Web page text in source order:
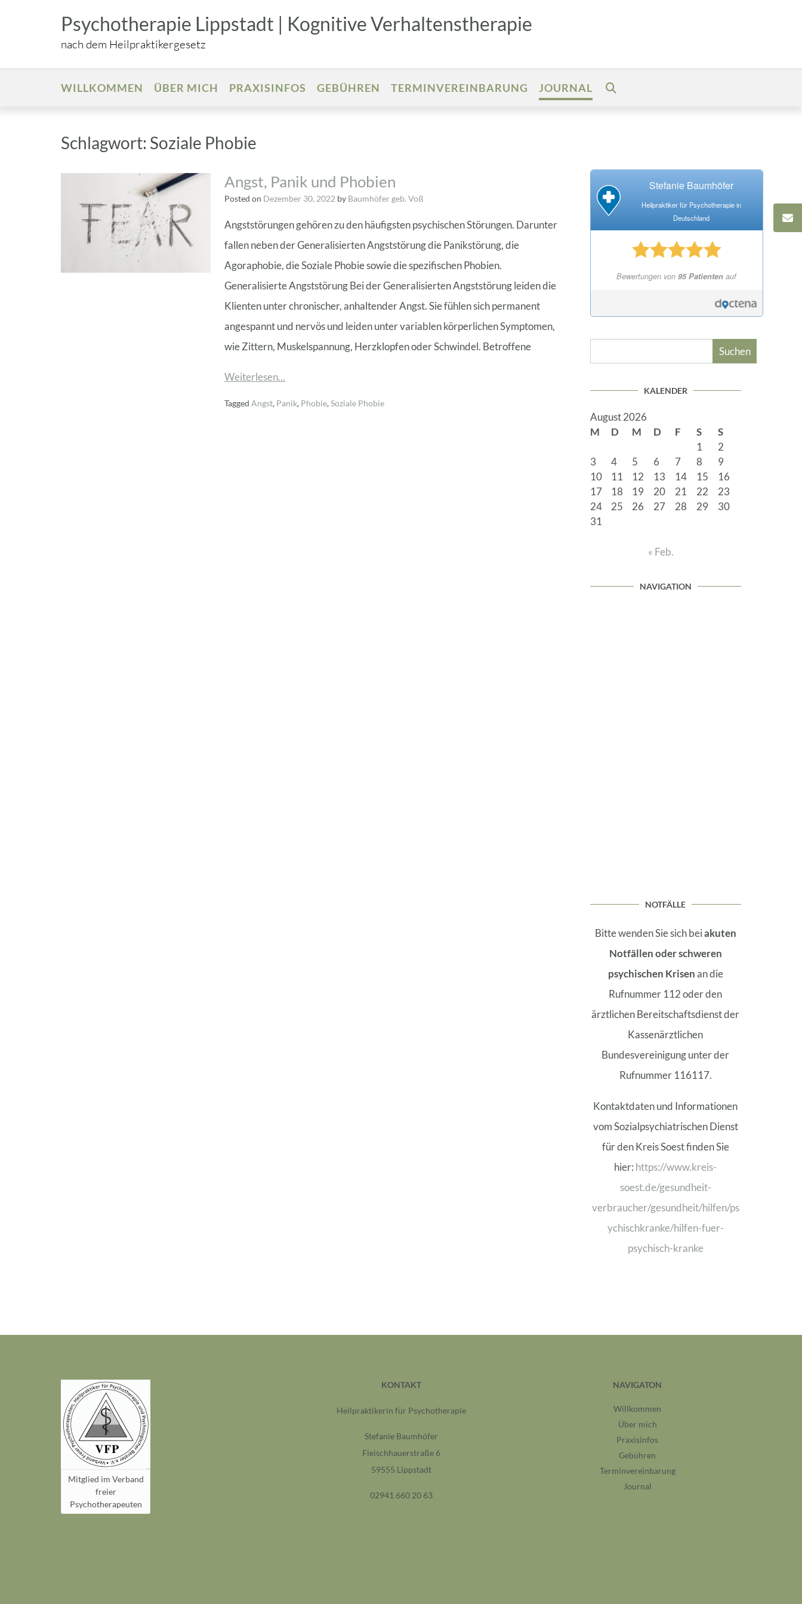
Psychotherapie Lippstadt | Kognitive Verhaltenstherapie
nach dem Heilpraktikergesetz
WILLKOMMEN ÜBER MICH PRAXISINFOS GEBÜHREN TERMINVEREINBARUNG JOURNAL
Schlagwort: Soziale Phobie
Angst, Panik und Phobien
Posted on Dezember 30, 2022 by Baumhöfer geb. Voß
Angststörungen gehören zu den häufigsten psychischen Störungen. Darunter
fallen neben der Generalisierten Angststörung die Panikstörung, die
Agoraphobie, die Soziale Phobie sowie die spezifischen Phobien.
Generalisierte Angststörung Bei der Generalisierten Angststörung leiden die
Klienten unter chronischer, anhaltender Angst. Sie fühlen sich permanent
angespannt und nervös und leiden unter variablen körperlichen Symptomen,
wie Zittern, Muskelspannung, Herzklopfen oder Schwindel. Betroffene
Weiterlesen...
Tagged Angst, Panik, Phobie,Soziale Phobie
Stefanie Baumhöfer
Heilpraktiker für Psychotherapie in
Deutschland
Bewertungen von95 Patienten auf
Suchen
KALENDER
August 2026
M
D M D F S
S
1
2
3
4 5 6 7 8
9
10
11 12 13 14 15
16
17
18 19 20 21 22
23
24
25 26 27 28 29
30
31
« Feb.
NAVIGATION
NOTFÄLLE
Bitte wenden Sie sich beiakuten
Notfällen oder schweren
psychischen Krisenan die
Rufnummer 112 oder den
ärztlichen Bereitschaftsdienst der
Kassenärztlichen
Bundesvereinigung unter der
Rufnummer 116117.
Kontaktdaten und Informationen
vom Sozialpsychiatrischen Dienst
für den Kreis Soest finden Sie
hier: https://www.kreis-
soest.de/gesundheit-
verbraucher/gesundheit/hilfen/ps
ychischkranke/hilfen-fuer-
psychisch-kranke
Mitglied im Verband
freier
Psychotherapeuten
KONTAKT
Heilpraktikerin für Psychotherapie
Stefanie Baumhöfer
Fleischhauerstraße 6
59555 Lippstadt
02941 660 20 63
NAVIGATON
Willkommen
Über mich
Praxisinfos
Gebühren
Terminvereinbarung
Journal